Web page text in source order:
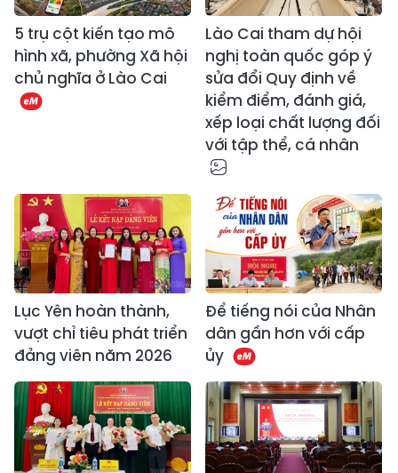
5 trụ cột kiến tạo mô
hình xã, phường Xã hội
chủ nghĩa ở Lào Cai
Lào Cai tham dự hội
nghị toàn quốc góp ý
sửa đổi Quy định về
kiểm điểm, đánh giá,
xếp loại chất lượng đối
với tập thể, cá nhân
Lục Yên hoàn thành,
vượt chỉ tiêu phát triển
đảng viên năm 2026
Để tiếng nói của Nhân
dân gần hơn với cấp
ủy